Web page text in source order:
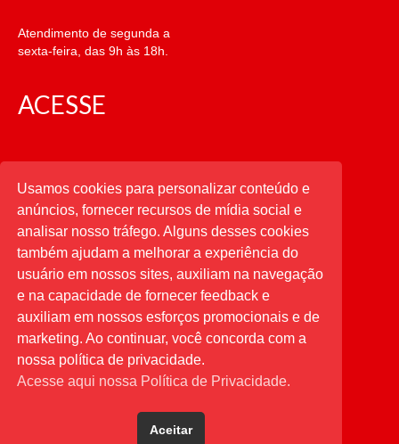
Atendimento de segunda a
sexta-feira, das 9h às 18h.
ACESSE
CATEGORIAS
CATEGORIAS
PESQUISAR
Buscar
por:
Usamos cookies para personalizar conteúdo e
anúncios, fornecer recursos de mídia social e
analisar nosso tráfego. Alguns desses cookies
também ajudam a melhorar a experiência do
usuário em nossos sites, auxiliam na navegação
e na capacidade de fornecer feedback e
auxiliam em nossos esforços promocionais e de
marketing. Ao continuar, você concorda com a
nossa política de privacidade.
Acesse aqui nossa Política de Privacidade.
Aceitar